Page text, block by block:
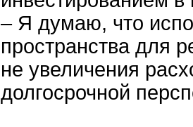
– Я думаю, что
пространства для
не увеличения
долгосрочной